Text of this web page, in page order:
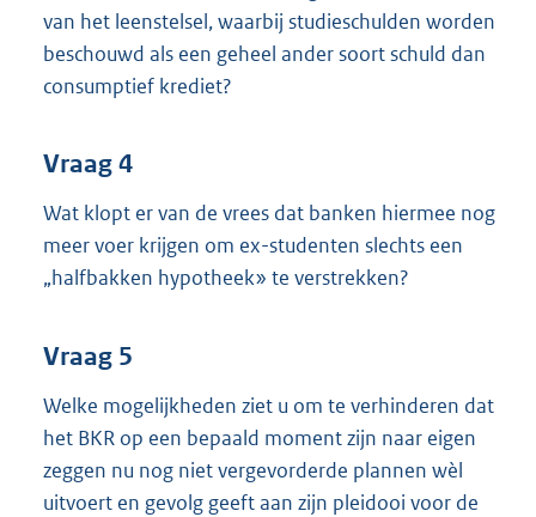
van het leenstelsel, waarbij studieschulden worden
beschouwd als een geheel ander soort schuld dan
consumptief krediet?
Vraag 4
Wat klopt er van de vrees dat banken hiermee nog
meer voer krijgen om ex-studenten slechts een
„halfbakken hypotheek» te verstrekken?
Vraag 5
Welke mogelijkheden ziet u om te verhinderen dat
het BKR op een bepaald moment zijn naar eigen
zeggen nu nog niet vergevorderde plannen wèl
uitvoert en gevolg geeft aan zijn pleidooi voor de